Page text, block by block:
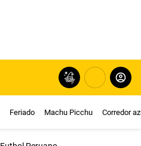
Feriado Machu Picchu Corredor